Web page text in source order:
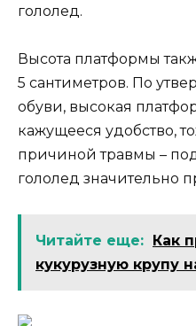
гололед.
Высота платформы
5 сантиметров. По
обуви, высокая
кажущееся удобство,
причиной травмы –
гололед значительно
Читайте еще:
Как
кукурузную крупу